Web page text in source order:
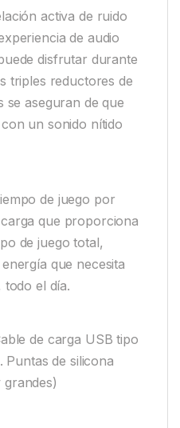
activa de ruido
de audio
disfrutar durante
triples reductores de
se aseguran de que
un sonido nítido
de juego por
que proporciona
de juego total,
que necesita
todo el día.
de carga USB tipo
Puntas de silicona
grandes)